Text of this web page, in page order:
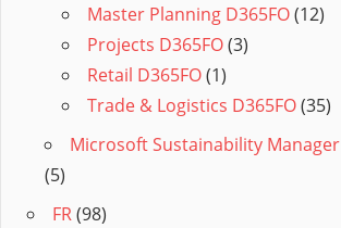
Master Planning D365FO(12)
Projects D365FO(3)
Retail D365FO(1)
Trade & Logistics D365FO(35)
Microsoft Sustainability Manager
(5)
FR(98)